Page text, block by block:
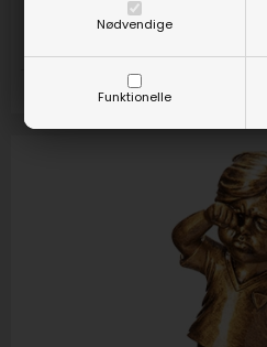
Nødvendige
Funktionelle